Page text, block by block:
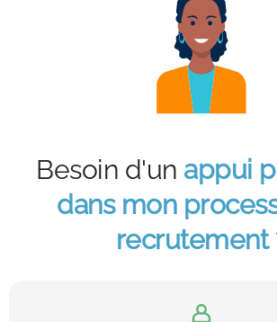
Besoin d'un appui
dans mon
recrutement